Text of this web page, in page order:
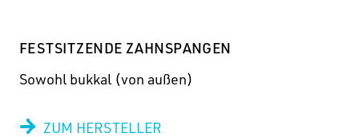
FESTSITZENDE ZAHNSPANGEN
Sowohl bukkal (von außen)
ZUM HERSTELLER